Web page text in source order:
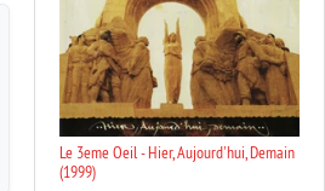
Le 3eme Oeil - Hier, Aujourd'hui, Demain
(1999)